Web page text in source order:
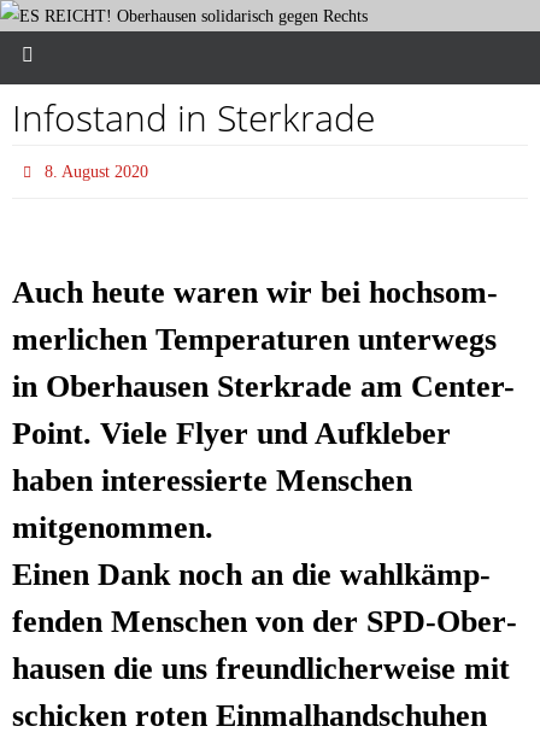
Info­stand in Sterkrade
8. August 2020
Auch heu­te waren wir bei hoch­som­
mer­li­chen Tem­pe­ra­tu­ren unter­wegs
in Ober­hau­sen Ster­k­ra­de am Cen­ter-
Point. Vie­le Fly­er und Auf­kle­ber
haben inter­es­sier­te Men­schen
mitgenommen.
Einen Dank noch an die wahl­kämp­
fen­den Men­schen von der SPD-Ober­
hau­sen die uns freund­li­cher­wei­se mit
schi­cken roten Ein­mal­hand­schu­hen